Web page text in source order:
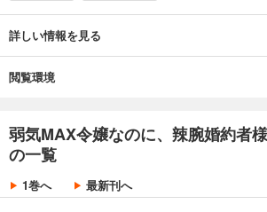
詳しい情報を見る
閲覧環境
弱気MAX令嬢なのに、辣腕婚約者
の一覧
1巻へ 最新刊へ